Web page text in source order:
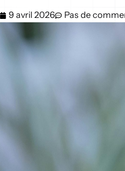
9 avril 2026 Pas de